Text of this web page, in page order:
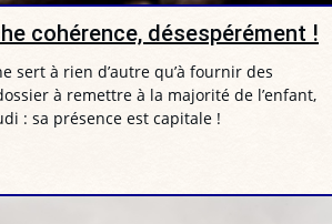
cohérence, désespérément !
sert à rien d’autre qu’à fournir des
à remettre à la majorité de l’enfant,
: sa présence est capitale !